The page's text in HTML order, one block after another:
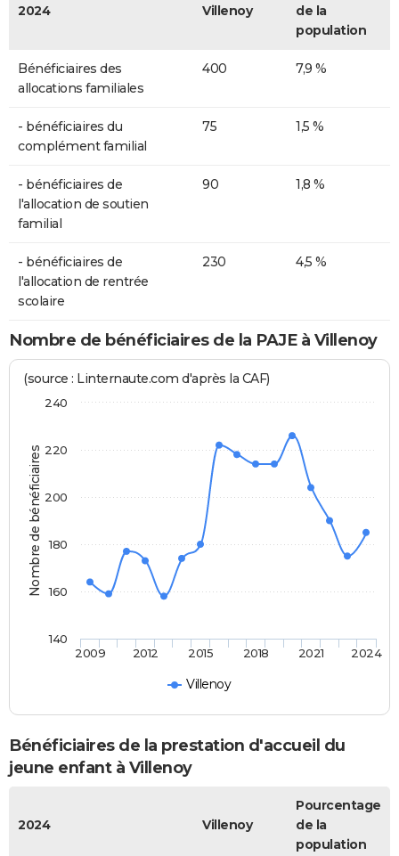
2024 Villenoy
de la
population
Bénéficiaires des
allocations familiales
400 7,9 %
- bénéficiaires du
complément familial
75 1,5 %
- bénéficiaires de
l'allocation de soutien
familial
90 1,8 %
- bénéficiaires de
l'allocation de rentrée
scolaire
230 4,5 %
Nombre de bénéficiaires de la PAJE à Villenoy
Nombre de bénéficiaires
(source : Linternaute.com d'après la CAF)
Villenoy
2009 2012 2015 2018 2021 2024
140
160
180
200
220
240
Bénéficiaires de la prestation d'accueil du
jeune enfant à Villenoy
2024 Villenoy
Pourcentage
de la
population